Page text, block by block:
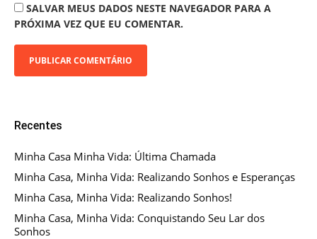
SALVAR MEUS DADOS NESTE NAVEGADOR PARA A
PRÓXIMA VEZ QUE EU COMENTAR.
Recentes
Minha Casa Minha Vida: Última Chamada
Minha Casa, Minha Vida: Realizando Sonhos e Esperanças
Minha Casa, Minha Vida: Realizando Sonhos!
Minha Casa, Minha Vida: Conquistando Seu Lar dos
Sonhos